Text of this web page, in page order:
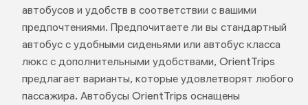
автобусов и удобств в соответствии с вашими
предпочтениями. Предпочитаете ли вы стандартный
автобус с удобными сиденьями или автобус класса
люкс с дополнительными удобствами, OrientTrips
предлагает варианты, которые удовлетворят любого
пассажира. Автобусы OrientTrips оснащены